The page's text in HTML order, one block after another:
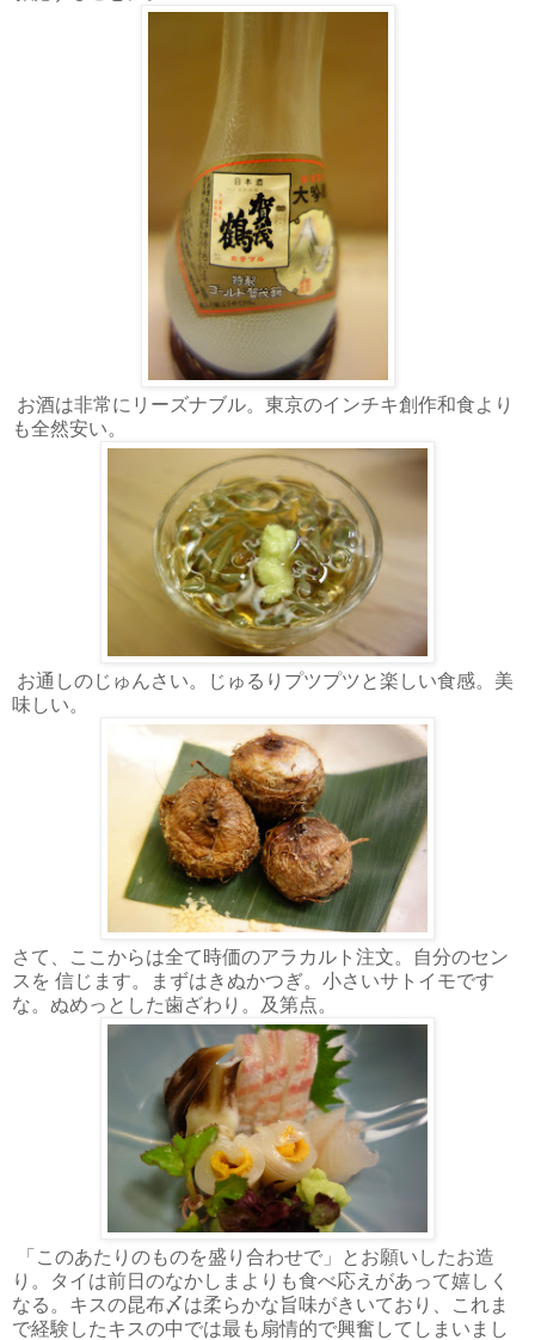
お酒は非常にリーズナブル。東京のインチキ創作和食より
も全然安い。
お通しのじゅんさい。じゅるりプツプツと楽しい食感。美
味しい。
さて、ここからは全て時価のアラカルト注文。自分のセン
スを 信じます。まずはきぬかつぎ。小さいサトイモです
な。ぬめっとした歯ざわり。及第点。
「このあたりのものを盛り合わせで」とお願いしたお造
り。タイは前日のなかしまよりも食べ応えがあって嬉しく
なる。キスの昆布〆は柔らかな旨味がきいており、これま
で経験したキスの中では最も扇情的で興奮してしまいまし